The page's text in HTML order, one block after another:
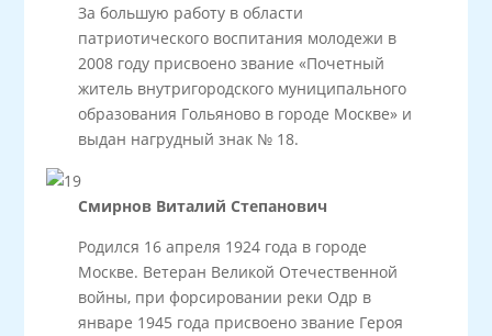
За большую работу в области
патриотического воспитания молодежи в
2008 году присвоено звание «Почетный
житель внутригородского муниципального
образования Гольяново в городе Москве» и
выдан нагрудный знак № 18.
Смирнов Виталий Степанович
Родился 16 апреля 1924 года в городе
Москве. Ветеран Великой Отечественной
войны, при форсировании реки Одр в
январе 1945 года присвоено звание Героя